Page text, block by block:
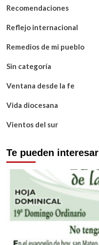
Recomendaciones
Reflejo internacional
Remedios de mi pueblo
Sin categoría
Ventana desde la fe
Vida diocesana
Vientos del sur
Te pueden interesar